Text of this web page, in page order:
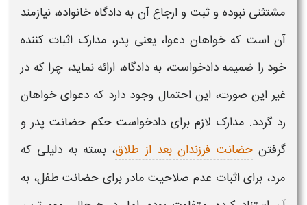
مشتثنی نبوده و ثبت و ارجاع آن به دادگاه خانواده، نیازمند
آن است که خواهان دعوا، یعنی پدر، مدارک اثبات کننده
خود را ضمیمه دادخواست، به دادگاه، ارائه نماید، چرا که در
غیر این صورت، این احتمال وجود دارد که دعوای خواهان
رد گردد. مدارک لازم برایدادخواست حکم حضانت پدرو
گرفتنحضانت فرزندان بعد از طلاق، بسته به دلیلی که
مرد، برای اثبات عدم صلاحیت مادر برای حضانت طفل، به